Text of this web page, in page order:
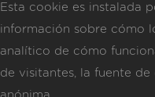
Esta cookie es instalada
información sobre cómo
analítico de cómo
de visitantes, la fuente
anónima.